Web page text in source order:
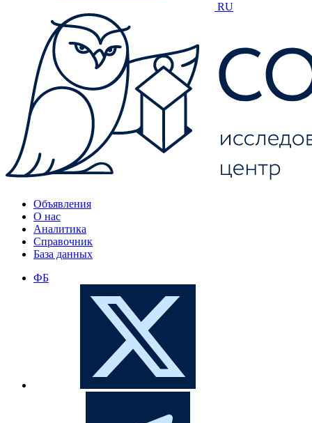
RU
Объявления
О нас
Аналитика
Справочник
База данных
ФБ